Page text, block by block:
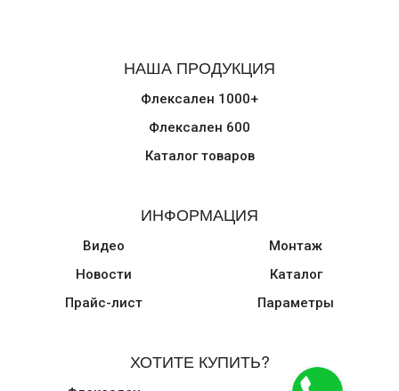
НАША ПРОДУКЦИЯ
Флексален 1000+
Флексален 600
Каталог товаров
ИНФОРМАЦИЯ
Видео
Новости
Прайс-лист
Монтаж
Каталог
Параметры
ХОТИТЕ КУПИТЬ?